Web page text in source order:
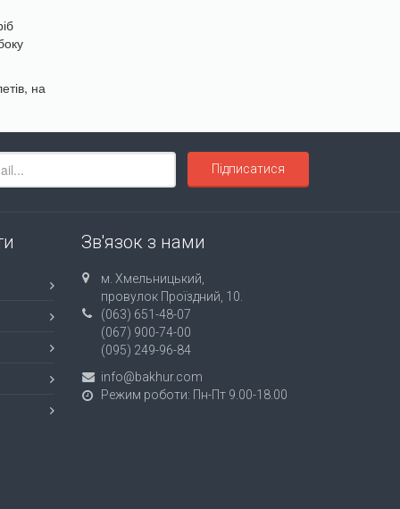
на
Підписатися
Зв'язок з нами
м. Хмельницький,
провулок Проїздний, 10.
(063) 651-48-07
(067) 900-74-00
(095) 249-96-84
info@bakhur.com
Режим роботи: Пн-Пт 9.00-18.00